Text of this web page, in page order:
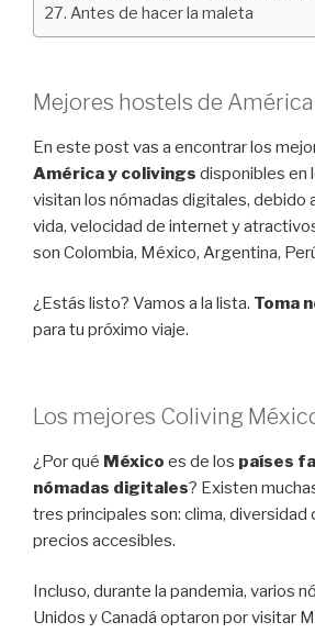
Antes de hacer la maleta
Mejores hostels de
En este post vas a encontrar los
América y colivings disponibles en
visitan los nómadas digitales, debido
vida, velocidad de internet y
son Colombia, México, Argentina,
¿Estás listo? Vamos a la lista. Toma
para tu próximo viaje.
Los mejores Coliving
¿Por qué México es de los países
nómadas digitales? Existen
tres principales son: clima, diversidad
precios accesibles.
Incluso, durante la pandemia, varios
Unidos y Canadá optaron por visitar